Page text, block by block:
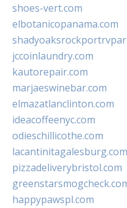
shoes-vert.com
elbotanicopanama.com
jccoinlaundry.com
kautorepair.com
marjaeswinebar.com
elmazatlanclinton.com
ideacoffeenyc.com
odieschillicothe.com
lacantinitagalesburg.com
pizzadeliverybristol.com
happypawspl.com